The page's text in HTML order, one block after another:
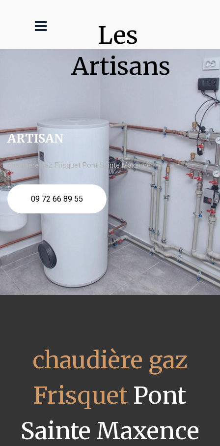
Les
Artisans
ARTISAN
chaudière gaz Frisquet Pont Sainte Maxence
09 72 66 89 55
chaudière gaz
Frisquet Pont
Sainte Maxence